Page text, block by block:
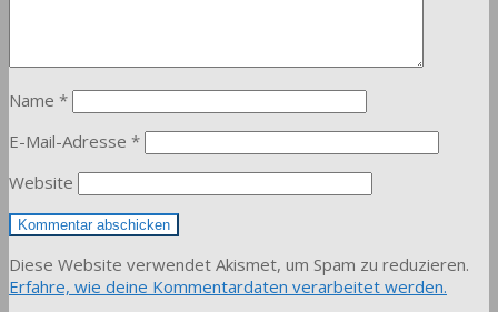
Name *
E-Mail-Adresse *
Website
Diese Website verwendet Akismet, um Spam zu reduzieren.
Erfahre, wie deine Kommentardaten verarbeitet werden.